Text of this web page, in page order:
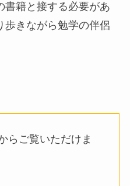
書籍と接する必要があ
歩きながら勉学の伴侶
らご覧いただけま